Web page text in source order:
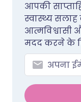
आपकी
स्वास्थ्य
मदद करने के